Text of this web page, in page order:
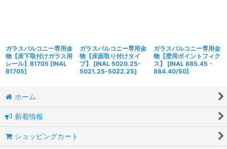
ガラスバルコニー専用金
物【床下取付けガラス用
レール】B1705 [INAL
B1705]
ガラスバルコニー専用金
物【床面取り付けタイ
プ】
[INAL 5020.25-
5021.25-5022.25]
ガラスバルコニー専用金
物【壁用ポイントフィク
ス】
[INAL 885.45・
884.40/50]
ホーム
新着情報
ショッピングカート